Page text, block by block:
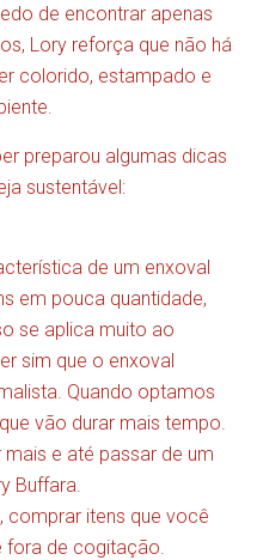
de encontrar apenas
Lory reforça que não há
colorido, estampado e
preparou algumas dicas
sustentável:
de um enxoval
em pouca quantidade,
se aplica muito ao
sim que o enxoval
Quando optamos
vão durar mais tempo.
e até passar de um
Buffara.
comprar itens que você
fora de cogitação.